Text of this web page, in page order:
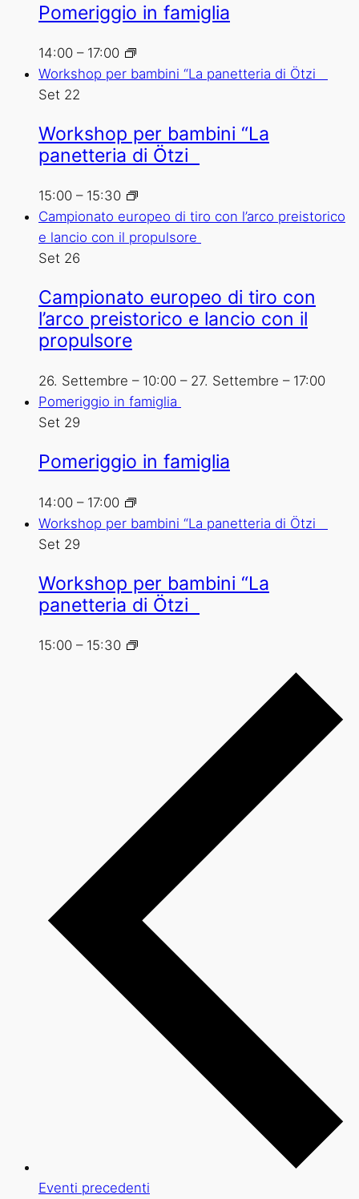
Pomeriggio in famiglia
14:00 – 17:00
Workshop per bambini “La panetteria di Ötzi
Set 22
Workshop per bambini “La
panetteria di Ötzi
15:00 – 15:30
Campionato europeo di tiro con l’arco preistorico
e lancio con il propulsore
Set 26
Campionato europeo di tiro con
l’arco preistorico e lancio con il
propulsore
26. Settembre – 10:00 – 27. Settembre – 17:00
Pomeriggio in famiglia
Set 29
Pomeriggio in famiglia
14:00 – 17:00
Workshop per bambini “La panetteria di Ötzi
Set 29
Workshop per bambini “La
panetteria di Ötzi
15:00 – 15:30
Eventi precedenti